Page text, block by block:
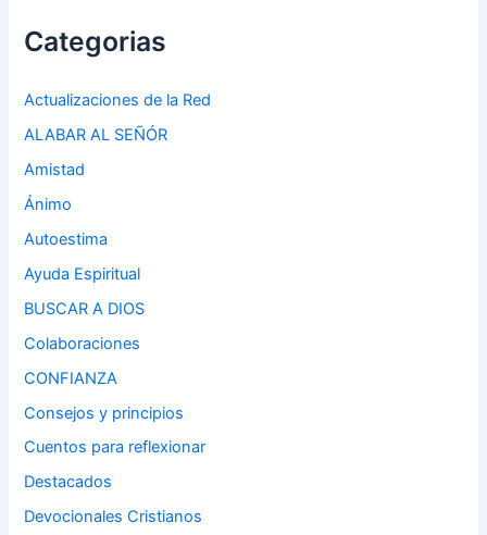
Categorias
Actualizaciones de la Red
ALABAR AL SEÑÓR
Amistad
Ánimo
Autoestima
Ayuda Espiritual
BUSCAR A DIOS
Colaboraciones
CONFIANZA
Consejos y principios
Cuentos para reflexionar
Destacados
Devocionales Cristianos